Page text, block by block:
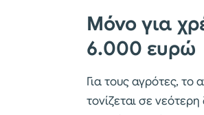
Μόνο για
6.000 ευρώ
Για τους αγρότες,
τονίζεται σε